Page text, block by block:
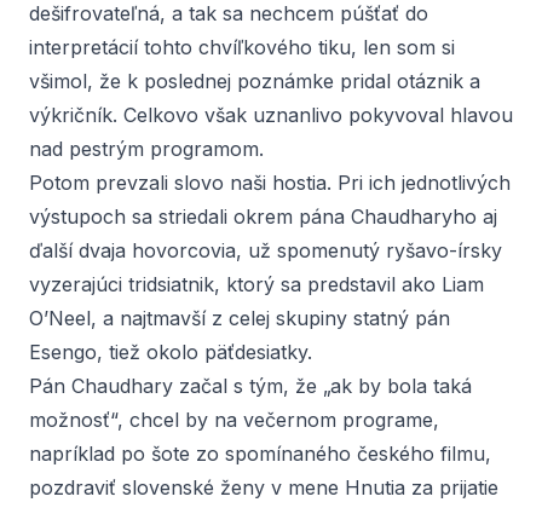
dešifrovateľná, a tak sa nechcem púšťať do
interpretácií tohto chvíľkového tiku, len som si
všimol, že k poslednej poznámke pridal otáznik a
výkričník. Celkovo však uznanlivo pokyvoval hlavou
nad pestrým programom.
Potom prevzali slovo naši hostia. Pri ich jednotlivých
výstupoch sa striedali okrem pána Chaudharyho aj
ďalší dvaja hovorcovia, už spomenutý ryšavo-írsky
vyzerajúci tridsiatnik, ktorý sa predstavil ako Liam
O’Neel, a najtmavší z celej skupiny statný pán
Esengo, tiež okolo päťdesiatky.
Pán Chaudhary začal s tým, že „ak by bola taká
možnosť“, chcel by na večernom programe,
napríklad po šote zo spomínaného českého filmu,
pozdraviť slovenské ženy v mene Hnutia za prijatie